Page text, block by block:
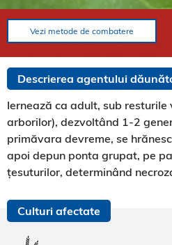
Vezi metode de combatere
Descrierea agentului
Iernează ca adult, sub resturile
arborilor), dezvoltând 1-2
primăvara devreme, se
apoi depun ponta grupat, pe
țesuturilor, determinând
Culturi afectate